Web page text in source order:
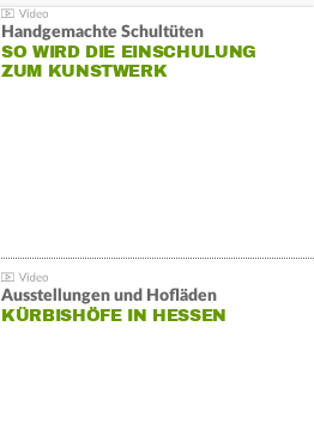
Handgemachte Schultüten
SO WIRD DIE EINSCHULUNG
ZUM KUNSTWERK
Ausstellungen und Hofläden
KÜRBISHÖFE IN HESSEN